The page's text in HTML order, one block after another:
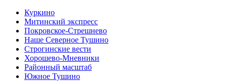
Куркино
Митинский экспресс
Покровское-Стрешнево
Наше Северное Тушино
Строгинские вести
Хорошево-Мневники
Районный масштаб
Южное Тушино